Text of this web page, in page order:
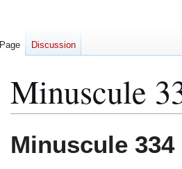
Minuscule
toto
Minuscule 334
Page Discussion